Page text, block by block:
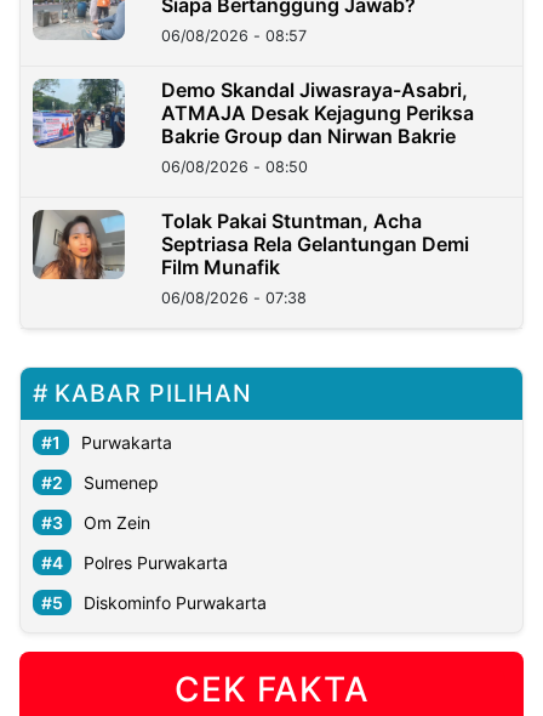
06/08/2026 - 08:57
Demo Skandal Jiwasraya-Asabri,
ATMAJA Desak Kejagung Periksa
Bakrie Group dan Nirwan Bakrie
06/08/2026 - 08:50
Tolak Pakai Stuntman, Acha
Septriasa Rela Gelantungan Demi
Film Munafik
06/08/2026 - 07:38
KABAR PILIHAN
Purwakarta
Sumenep
Om Zein
Polres Purwakarta
Diskominfo Purwakarta
CEK FAKTA